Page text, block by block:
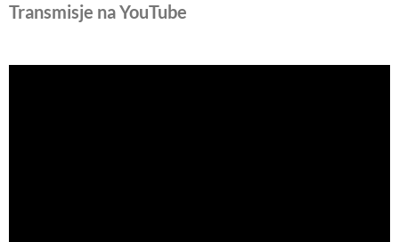
Transmisje na YouTube